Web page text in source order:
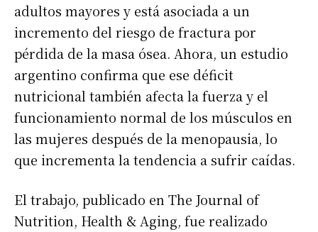
adultos mayores y está asociada a un
incremento del riesgo de fractura por
pérdida de la masa ósea. Ahora, un estudio
argentino confirma que ese déficit
nutricional también afecta la fuerza y el
funcionamiento normal de los músculos en
las mujeres después de la menopausia, lo
que incrementa la tendencia a sufrir caídas.
El trabajo, publicado en The Journal of
Nutrition, Health & Aging, fue realizado